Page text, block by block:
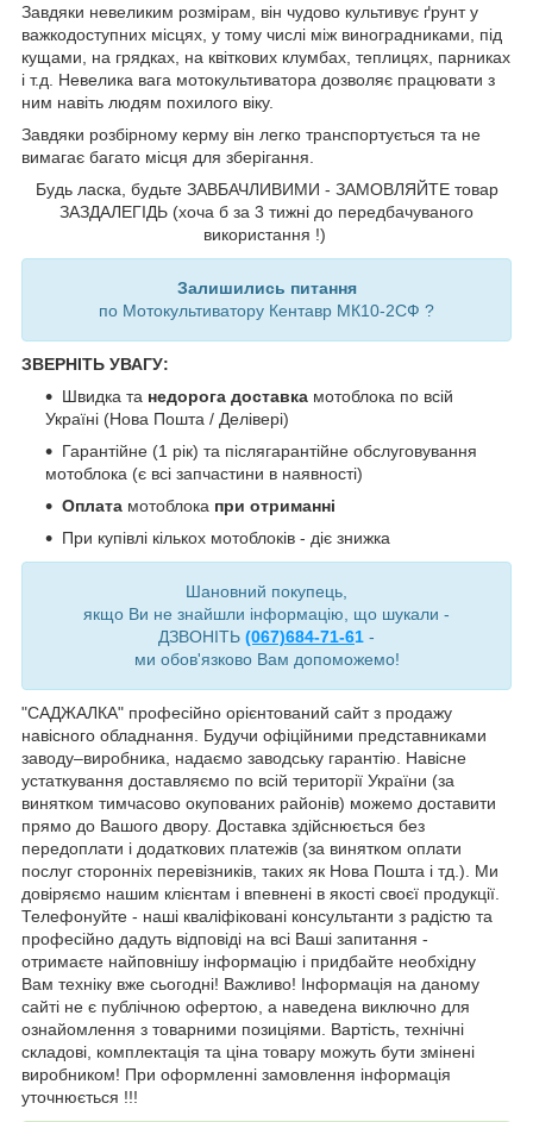
Завдяки невеликим розмірам, він чудово культивує ґрунт у
важкодоступних місцях, у тому числі між виноградниками, під
кущами, на грядках, на квіткових клумбах, теплицях, парниках
і т.д. Невелика вага мотокультиватора дозволяє працювати з
ним навіть людям похилого віку.
Завдяки розбірному керму він легко транспортується та не
вимагає багато місця для зберігання.
Будь ласка, будьте ЗАВБАЧЛИВИМИ - ЗАМОВЛЯЙТЕ товар
ЗАЗДАЛЕГІДЬ (хоча б за 3 тижні до передбачуваного
використання !)
Залишились питання
по Мотокультиватору Кентавр МК10-2CФ ?
ЗВЕРНІТЬ УВАГУ:
Швидка та недорога доставка мотоблока по всій
Україні (Нова Пошта / Делівері)
Гарантійне (1 рік) та післягарантійне обслуговування
мотоблока (є всі запчастини в наявності)
Оплата мотоблока при отриманні
При купівлі кількох мотоблоків - діє знижка
Шановний покупець,
якщо Ви не знайшли інформацію, що шукали -
ДЗВОНІТЬ (067)684-71-61 -
ми обов'язково Вам допоможемо!
"САДЖАЛКА" професійно орієнтований сайт з продажу
навісного обладнання. Будучи офіційними представниками
заводу–виробника, надаємо заводську гарантію. Навісне
устаткування доставляємо по всій території України (за
винятком тимчасово окупованих районів) можемо доставити
прямо до Вашого двору. Доставка здійснюється без
передоплати і додаткових платежів (за винятком оплати
послуг сторонніх перевізників, таких як Нова Пошта і тд.). Ми
довіряємо нашим клієнтам і впевнені в якості своєї продукції.
Телефонуйте - наші кваліфіковані консультанти з радістю та
професійно дадуть відповіді на всі Ваші запитання -
отримаєте найповнішу інформацію і придбайте необхідну
Вам техніку вже сьогодні! Важливо! Інформація на даному
сайті не є публічною офертою, а наведена виключно для
ознайомлення з товарними позиціями. Вартість, технічні
складові, комплектація та ціна товару можуть бути змінені
виробником! При оформленні замовлення інформація
уточнюється !!!